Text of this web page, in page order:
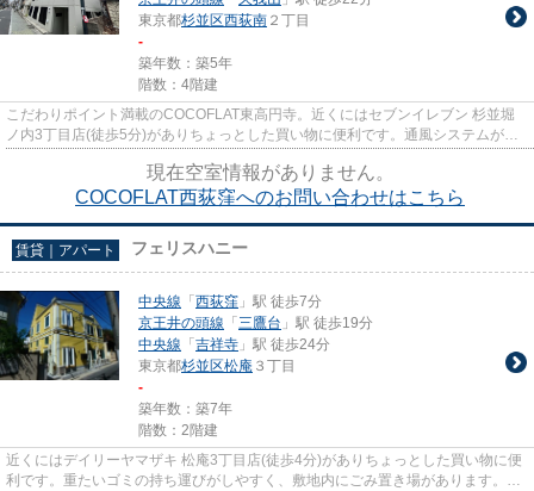
東京都杉並区西荻南 ２丁目
-
築年数：築5年
階数：4階建
こだわりポイント満載のCOCOFLAT東高円寺。近くにはセブンイレブン 杉並堀
ノ内3丁目店(徒歩5分)がありちょっとした買い物に便利です。通風システムが整
現在空室情報がありません。
COCOFLAT西荻窪へのお問い合わせはこちら
賃貸｜アパート フェリスハニー
中央線 「 西荻窪 」駅 徒歩7分
京王井の頭線 「 三鷹台 」駅 徒歩19分
中央線 「 吉祥寺 」駅 徒歩24分
東京都杉並区松庵 ３丁目
-
築年数：築7年
階数：2階建
近くにはデイリーヤマザキ 松庵3丁目店(徒歩4分)がありちょっとした買い物に便
利です。重たいゴミの持ち運びがしやすく、敷地内にごみ置き場があります。自